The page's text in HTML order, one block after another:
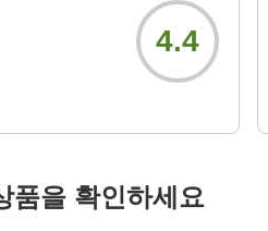
4.4
품을 확인하세요